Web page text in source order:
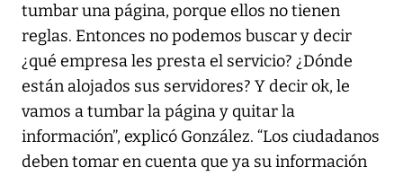
tumbar una página, porque ellos no tienen
reglas. Entonces no podemos buscar y decir
¿qué empresa les presta el servicio? ¿Dónde
están alojados sus servidores? Y decir ok, le
vamos a tumbar la página y quitar la
información”, explicó González. “Los ciudadanos
deben tomar en cuenta que ya su información